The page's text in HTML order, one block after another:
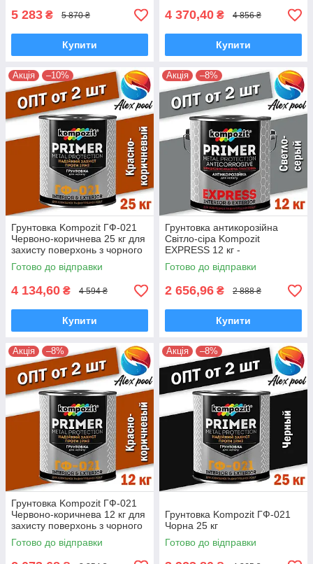
5 283 ₴ 5 870 ₴
Купити
4 370,40 ₴ 4 856 ₴
Купити
Акція –10%
Грунтовка Kompozit ГФ-021
Червоно-коричнева 25 кг для
захисту поверхонь з чорного
металу
Готово до відправки
4 134,60 ₴ 4 594 ₴
Купити
Акція –8%
Грунтовка антикорозійна
Світло-сіра Kompozit
EXPRESS 12 кг -
Швидковисихаюча уретан-
алкідна
Готово до відправки
2 656,96 ₴ 2 888 ₴
Купити
Акція –8%
Грунтовка Kompozit ГФ-021
Червоно-коричнева 12 кг для
захисту поверхонь з чорного
металу
Готово до відправки
Акція –8%
Грунтовка Kompozit ГФ-021
Чорна 25 кг
Готово до відправки